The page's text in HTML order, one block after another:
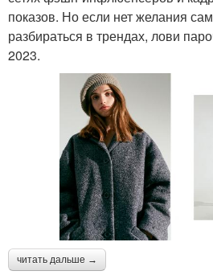
показов. Но если нет желания
разбираться в трендах, лови
2023.
читать дальше →